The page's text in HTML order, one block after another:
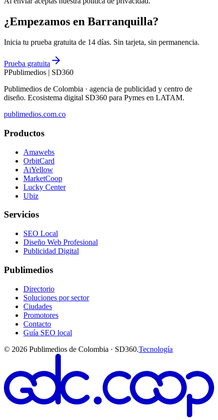
¿Empezamos en Barranquilla?
Inicia tu prueba gratuita de 14 días. Sin tarjeta, sin permanencia.
Prueba gratuita
PPublimedios | SD360
Publimedios de Colombia · agencia de publicidad y centro de
diseño. Ecosistema digital SD360 para Pymes en LATAM.
publimedios.com.co
Productos
Amawebs
OrbitCard
AiYellow
MarketCoop
Lucky Center
Ubiz
Servicios
SEO Local
Diseño Web Profesional
Publicidad Digital
Publimedios
Directorio
Soluciones por sector
Ciudades
Promotores
Contacto
Guía SEO local
© 2026 Publimedios de Colombia · SD360.Tecnología